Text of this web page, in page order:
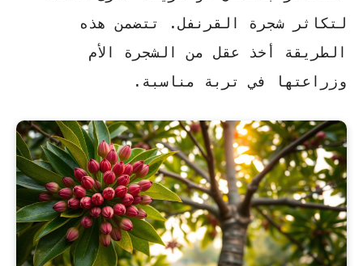
لتكاثر شجرة القرنفل. تتضمن هذه
الطريقة أخذ عقل من الشجرة الأم
وزراعتها في تربة مناسبة.